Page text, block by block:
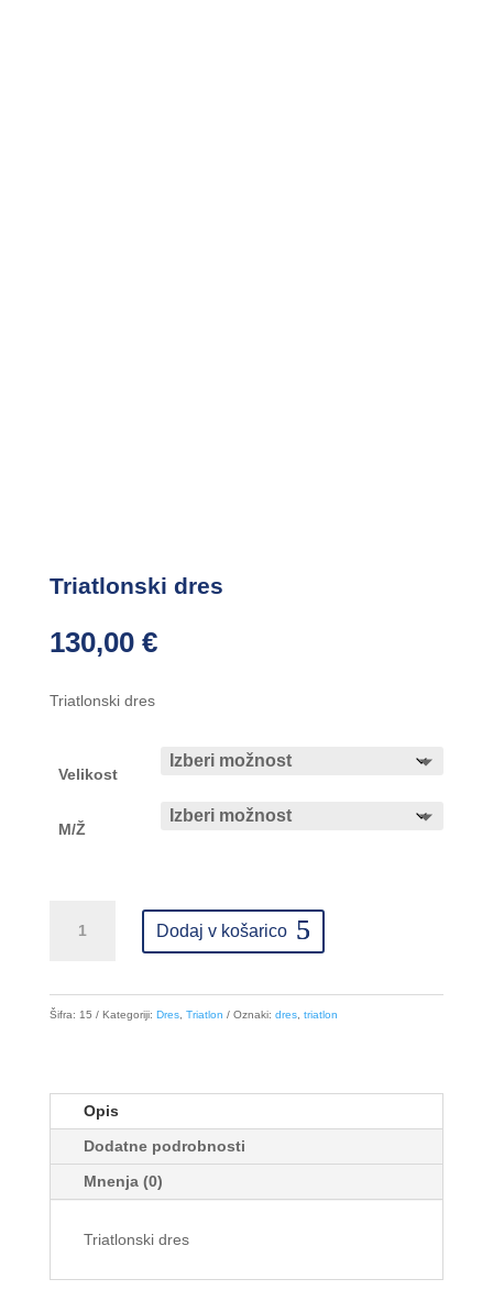
Triatlonski dres
130,00 €
Triatlonski dres
Velikost
M/Ž
količina
Dodaj v košarico
Šifra: 15 Kategoriji: Dres, Triatlon Oznaki: dres, triatlon
Opis
Dodatne podrobnosti
Mnenja (0)
Triatlonski dres